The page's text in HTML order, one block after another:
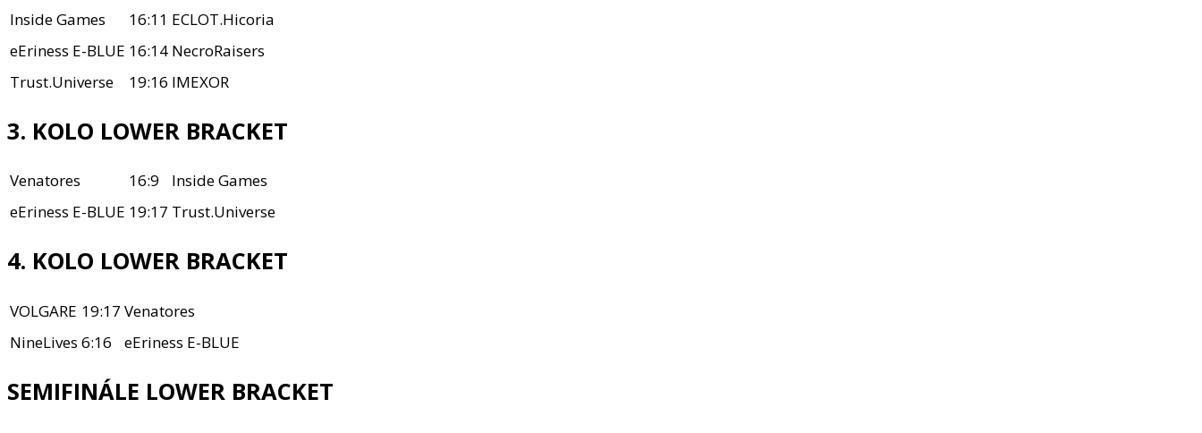
Inside Games
16:11 ECLOT.Hicoria
eEriness E-BLUE 16:14 NecroRaisers
Trust.Universe
19:16 IMEXOR
3. KOLO LOWER BRACKET
Venatores 16:9
Inside Games
eEriness E-BLUE 19:17 Trust.Universe
4. KOLO LOWER BRACKET
VOLGARE 19:17 Venatores
NineLives 6:16 eEriness E-BLUE
SEMIFINÁLE LOWER BRACKET